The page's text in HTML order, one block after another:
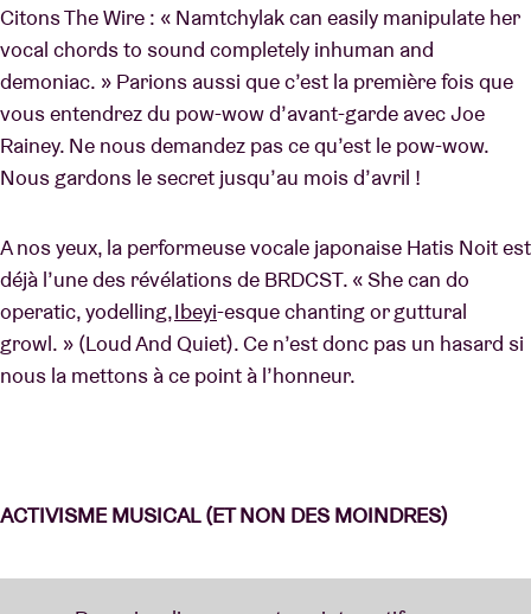
Citons The Wire : « Namtchylak can easily manipulate her
vocal chords to sound completely inhuman and
demoniac. » Parions aussi que c’est la première fois que
vous entendrez du pow-wow d’avant-garde avec Joe
Rainey. Ne nous demandez pas ce qu’est le pow-wow.
Nous gardons le secret jusqu’au mois d’avril !
A nos yeux, la performeuse vocale japonaise Hatis Noit est
déjà l’une des révélations de BRDCST. « She can do
operatic, yodelling,Ibeyi-esque chanting or guttural
growl. » (Loud And Quiet). Ce n’est donc pas un hasard si
nous la mettons à ce point à l’honneur.
ACTIVISME MUSICAL (ET NON DES MOINDRES)